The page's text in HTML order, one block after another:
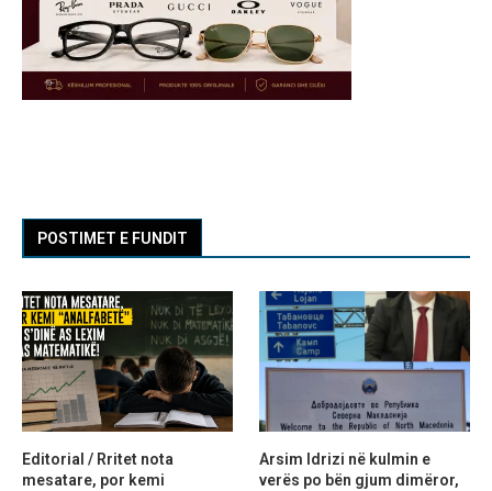
POSTIMET E FUNDIT
Editorial / Rritet nota
mesatare, por kemi
Arsim Idrizi në kulmin e
verës po bën gjum dimëror,